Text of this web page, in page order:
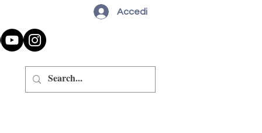
Accedi